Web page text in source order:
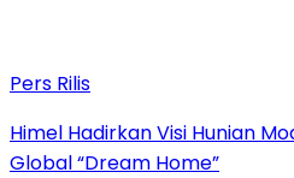
Pers Rilis
Himel Hadirkan Visi Hunian
Global “Dream Home”